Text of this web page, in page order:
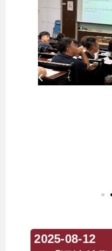
2025-08-12